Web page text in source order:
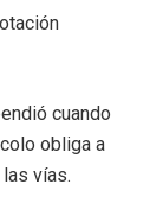
cuando
obliga a
vías.